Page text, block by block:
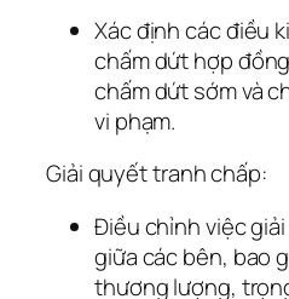
Xác định các điều
chấm dứt hợp
chấm dứt sớm và
vi phạm.
Giải quyết tranh chấp:
Điều chỉnh việc
giữa các bên, bao
thương lượng,